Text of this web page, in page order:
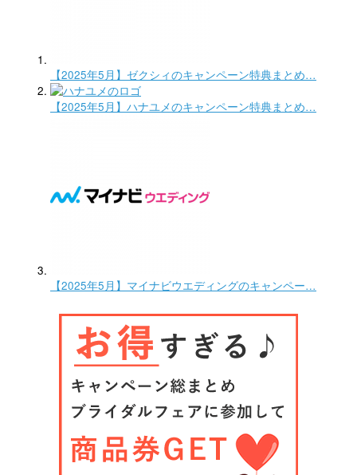
【2025年5月】ゼクシィのキャンペーン特典まとめ…
【2025年5月】ハナユメのキャンペーン特典まとめ…
【2025年5月】マイナビウエディングのキャンペー…